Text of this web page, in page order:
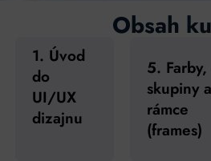
Obsah
1. Úvod
do
UI/UX
dizajnu
5. Farby,
skupiny a
rámce
(frames)